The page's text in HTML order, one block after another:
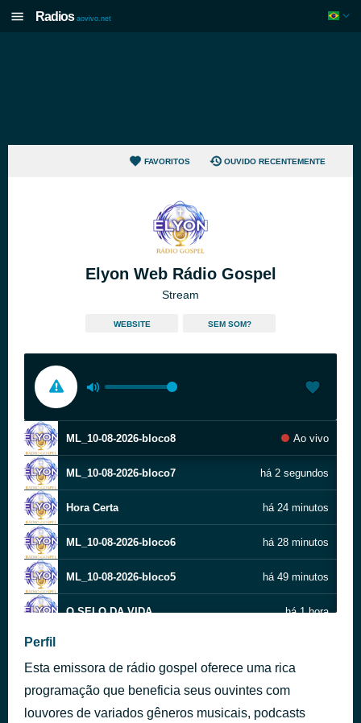
Radios aovivo.net
FAVORITOS OUVIDO RECENTEMENTE
Elyon Web Rádio Gospel
Stream
WEBSITE SEM SOM?
ML_10-08-2026-bloco8 Ao vivo
ML_10-08-2026-bloco7 há 2 segundos
Hora Certa há 24 minutos
ML_10-08-2026-bloco6 há 28 minutos
ML_10-08-2026-bloco5 há 49 minutos
O SELO DA VIDA há 1 hora
ML_10-08-2026-bloco2 há 2 horas
Perfil
Esta emissora de rádio gospel oferece uma rica
programação que beneficia seus ouvintes com
louvores de variados gêneros musicais, podcasts